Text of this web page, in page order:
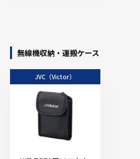
無線機収納・運搬ケース
JVC（Victor）